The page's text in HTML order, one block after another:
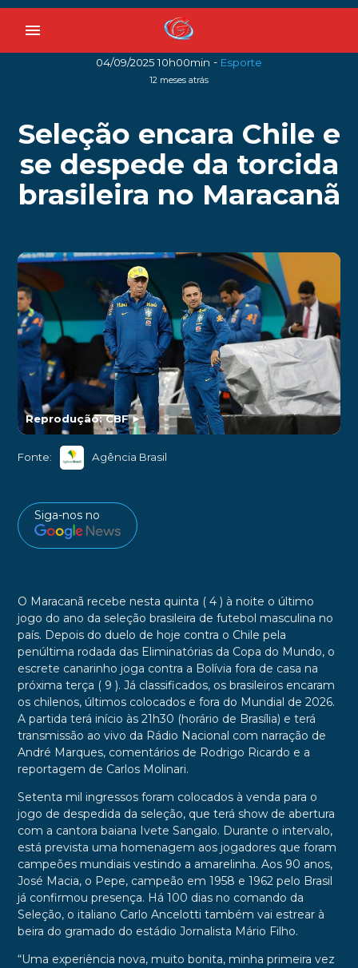
menu
04/09/2025 10h00min - Esporte
12 meses atrás
Seleção encara Chile e
se despede da torcida
brasileira no Maracanã
Reprodução: CBF►
Fonte: Agência Brasil
Siga-nos no
O Maracanã recebe nesta quinta ( 4 ) à noite o último
jogo do ano da seleção brasileira de futebol masculina no
país. Depois do duelo de hoje contra o Chile pela
penúltima rodada das Eliminatórias da Copa do Mundo, o
escrete canarinho joga contra a Bolívia fora de casa na
próxima terça ( 9 ). Já classificados, os brasileiros encaram
os chilenos, últimos colocados e fora do Mundial de 2026.
A partida terá início às 21h30 (horário de Brasília) e terá
transmissão ao vivo da Rádio Nacional com narração de
André Marques, comentários de Rodrigo Ricardo e a
reportagem de Carlos Molinari.
Setenta mil ingressos foram colocados à venda para o
jogo de despedida da seleção, que terá show de abertura
com a cantora baiana Ivete Sangalo. Durante o intervalo,
está prevista uma homenagem aos jogadores que foram
campeões mundiais vestindo a amarelinha. Aos 90 anos,
José Macia, o Pepe, campeão em 1958 e 1962 pelo Brasil
já confirmou presença. Há 100 dias no comando da
Seleção, o italiano Carlo Ancelotti também vai estrear à
beira do gramado do estádio Jornalista Mário Filho.
“Uma experiência nova, muito bonita, minha primeira vez